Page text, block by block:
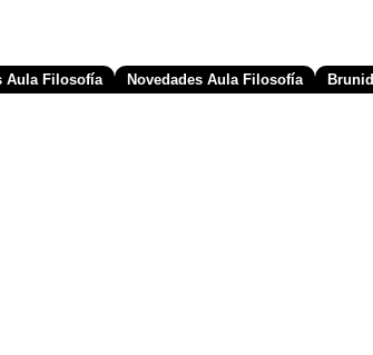
Aula Filosofía Novedades Aula Filosofía